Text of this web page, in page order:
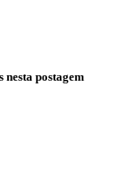
nesta postagem